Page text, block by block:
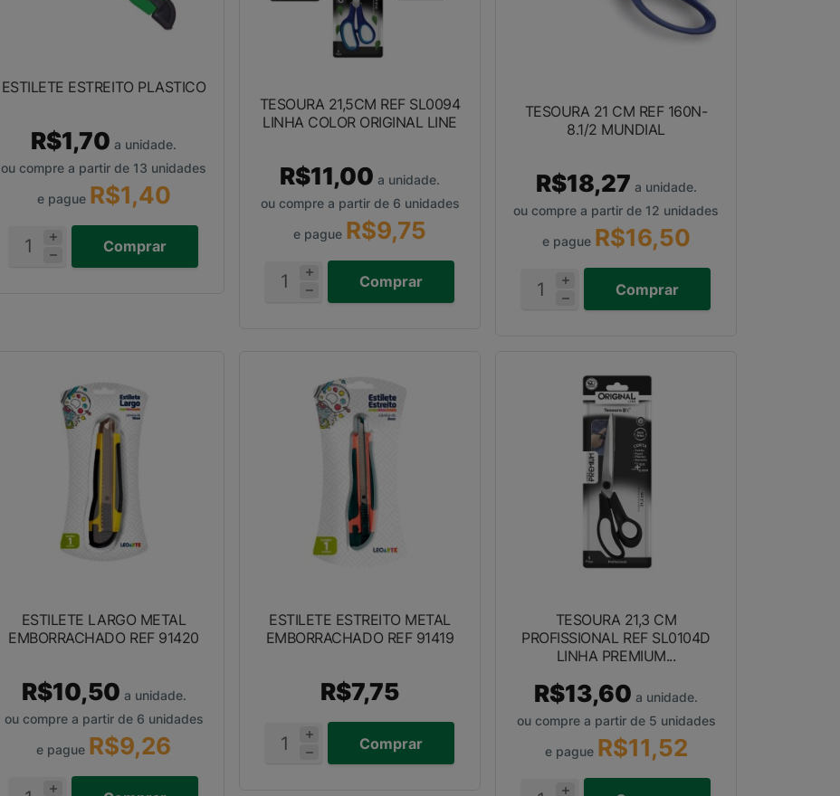
ESTILETE ESTREITO PLASTICO
R$1,70 a unidade.
ou compre a partir de 13 unidades
e pague R$1,40
Comprar
TESOURA 21,5CM REF SL0094
LINHA COLOR ORIGINAL LINE
R$11,00 a unidade.
ou compre a partir de 6 unidades
e pague R$9,75
Comprar
TESOURA 21 CM REF 160N-
8.1/2 MUNDIAL
R$18,27 a unidade.
ou compre a partir de 12 unidades
e pague R$16,50
Comprar
ESTILETE LARGO METAL
EMBORRACHADO REF 91420
R$10,50 a unidade.
ou compre a partir de 6 unidades
e pague R$9,26
ESTILETE ESTREITO METAL
EMBORRACHADO REF 91419
R$7,75
Comprar
TESOURA 21,3 CM
PROFISSIONAL REF SL0104D
LINHA PREMIUM...
R$13,60 a unidade.
ou compre a partir de 5 unidades
e pague R$11,52